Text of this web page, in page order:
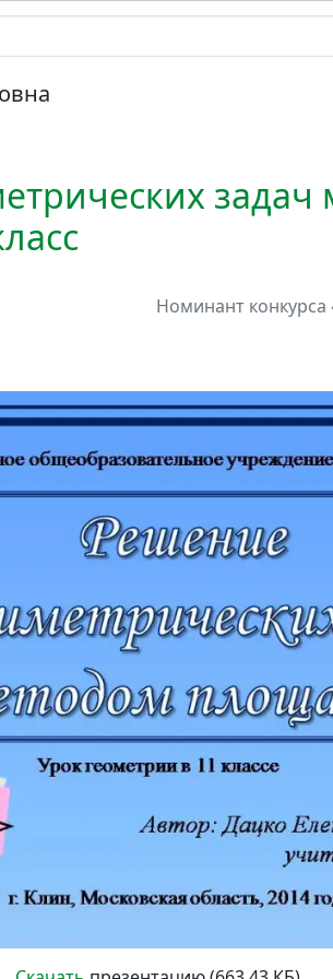
задач
Номинант конкурса